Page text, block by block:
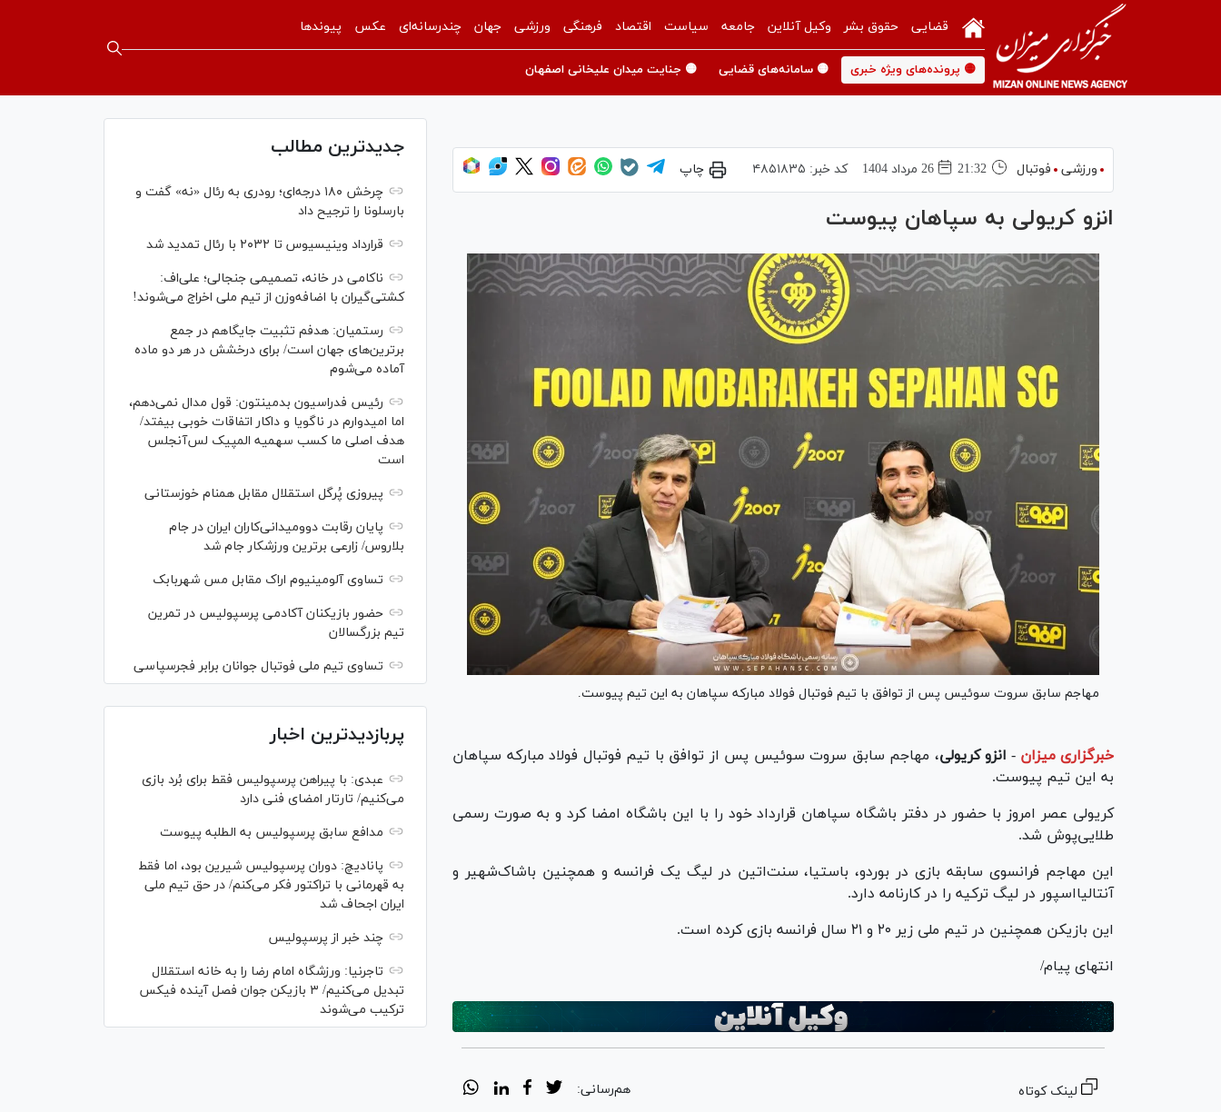
قضایی حقوق بشر وکیل آنلاین جامعه سیاست اقتصاد فرهنگی ورزشی جهان چندرسانه‌ای عکس پیوندها
🟡 پرونده‌های ویژه خبری 🟡 سامانه‌های قضایی 🟡 جنایت میدان علیخانی اصفهان
ورزشی فوتبال 21:32 26 مرداد 1404 کد خبر: ۴۸۵۱۸۳۵ چاپ
انزو کریولی به سپاهان پیوست
مهاجم سابق سروت سوئیس پس از توافق با تیم فوتبال فولاد مبارکه سپاهان به این تیم پیوست.
خبرگزاری میزان - انزو کریولی، مهاجم سابق سروت سوئیس پس از توافق با تیم فوتبال فولاد مبارکه سپاهان
به این تیم پیوست.
کریولی عصر امروز با حضور در دفتر باشگاه سپاهان قرارداد خود را با این باشگاه امضا کرد و به صورت رسمی
طلایی‌پوش شد.
این مهاجم فرانسوی سابقه بازی در بوردو، باستیا، سنت‌اتین در لیگ یک فرانسه و همچنین باشاک‌شهیر و
آنتالیااسپور در لیگ ترکیه را در کارنامه دارد.
این بازیکن همچنین در تیم ملی زیر ۲۰ و ۲۱ سال فرانسه بازی کرده است.
انتهای پیام/
لینک کوتاه هم‌رسانی:
جدیدترین مطالب
چرخش ۱۸۰ درجه‌ای؛ رودری به رئال «نه» گفت و
بارسلونا را ترجیح داد
قرارداد وینیسیوس تا ۲۰۳۲ با رئال‌ تمدید شد
ناکامی در خانه، تصمیمی جنجالی؛ علی‌اف:
کشتی‌گیران با اضافه‌وزن از تیم ملی اخراج می‌شوند!
رستمیان: هدفم تثبیت جایگاهم در جمع
برترین‌های جهان است/ برای درخشش در هر دو ماده
آماده می‌شوم
رئیس فدراسیون بدمینتون: قول مدال نمی‌دهم،
اما امیدوارم در ناگویا و داکار اتفاقات خوبی بیفتد/
هدف اصلی ما کسب سهمیه المپیک لس‌آنجلس
است
پیروزی پُرگل استقلال مقابل همنام خوزستانی
پایان رقابت دوومیدانی‌کاران ایران در جام
بلاروس/ زارعی برترین ورزشکار جام شد
تساوی آلومینیوم اراک مقابل مس شهربابک
حضور بازیکنان آکادمی پرسپولیس در تمرین
تیم بزرگسالان
تساوی تیم ملی فوتبال جوانان برابر فجرسپاسی
پربازدیدترین اخبار
عبدی: با پیراهن پرسپولیس فقط برای بُرد بازی
می‌کنیم/ تارتار امضای فنی دارد
مدافع سابق پرسپولیس به الطلبه پیوست
پانادیچ: دوران پرسپولیس شیرین بود، اما فقط
به قهرمانی با تراکتور فکر می‌کنم/ در حق تیم ملی
ایران اجحاف شد
چند خبر از پرسپولیس
تاجرنیا: ورزشگاه امام رضا را به خانه استقلال
تبدیل می‌کنیم/ ۳ بازیکن جوان فصل آینده فیکس
ترکیب می‌شوند